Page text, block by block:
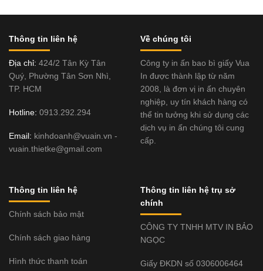
Thông tin liên hệ
Địa chỉ: 424/2 Tân Kỳ Tân
Quý, Phường Tân Sơn Nhì,
TP. HCM
Hotline: 0913.292.294
Email: kinhdoanh@vuain.vn -
vuain.thietke@gmail.com
Về chúng tôi
Công ty in ấn bao bì giấy Vua
In được thành lập từ năm
2008, là đơn vị in ấn chuyên
nghiệp, uy tín khách hàng có
thể tin tưởng khi sử dụng các
dịch vụ in ấn chúng tôi cung
cấp.
Thông tin liên hệ
Chính sách bảo mật
Chính sách giao hàng
Hình thức thanh toán
Thông tin liên hệ trụ sở
chính
CÔNG TY TNHH MTV IN BẢO
NGỌC
Giấy ĐKDN số 0306006464